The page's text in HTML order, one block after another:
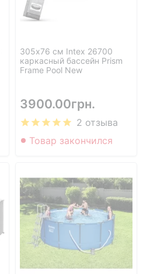
305х76 см Intex 26700
каркасный бассейн Prism
Frame Pool New
3900.00грн.
2 отзыва
Товар закончился